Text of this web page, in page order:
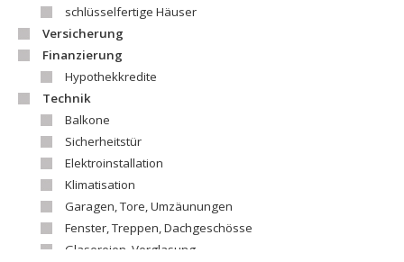
schlüsselfertige Häuser
Versicherung
Finanzierung
Hypothekkredite
Technik
Balkone
Sicherheitstür
Elektroinstallation
Klimatisation
Garagen, Tore, Umzäunungen
Fenster, Treppen, Dachgeschösse
Glasereien, Verglasung